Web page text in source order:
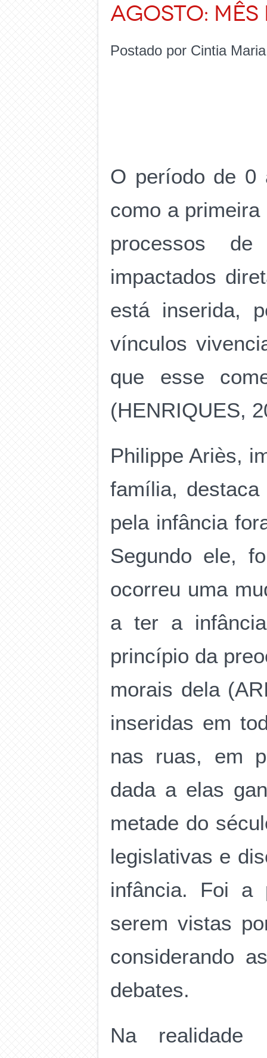
AGOSTO:
Postado por Cintia
O período de 0
como a
processos
impactados
está inserida,
vínculos
que esse
(HENRIQUES,
Philippe Ariès,
família,
pela infância
Segundo ele,
ocorreu uma
a ter a infância
princípio da
morais dela
inseridas em
nas ruas, em
dada a elas
metade do
legislativas e
infância. Foi a
serem vistas
considerando
debates.
Na realidade